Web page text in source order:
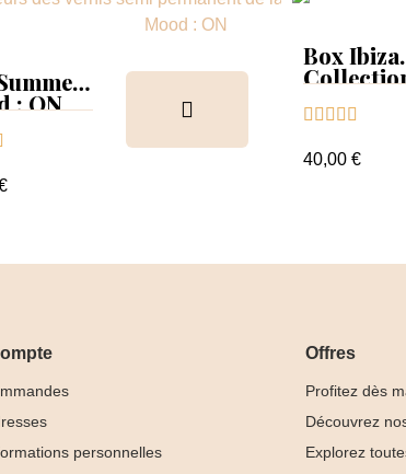
: ON
Box Ibiza
    
40,00 €
personnelles
Offres
Profitez dès
Découvrez
Explorez